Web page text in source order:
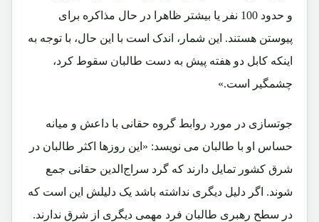
و حدود 100 نفر یا بیشتر ظاهرا در حال مذاکره برای
پیوستن هستند. ‌‌این شمار، اندک است با این حال، با توجه به
اینکه کابل دو هفته پیش به دست طالبان سقوط کرد،
چشمگیر است.»
جوتسازی در مورد روابط گروه حقانی با داعش و میانه
حساس او با طالبان می نویسد: «این روزها اکثر طالبان در
شرق کشور تمایل دارند که گرد سراج‌الدین حقانی جمع
شوند. اگر دلیل دیگری نداشته باشد یک دلیلش این است که
در سطح رهبری طالبان فرد مهمی دیگری از شرق ندارند.